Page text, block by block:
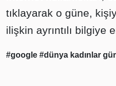
tıklayarak o güne,
ilişkin ayrıntılı bilgiye
#google #dünya kadınlar